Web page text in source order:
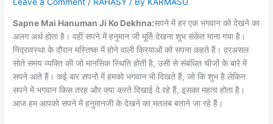
Sapne Mai Hanuman Ji Ko Dekhna:सपने में हर एक भगवान को देखने का
अलग अर्थ होता है। वहीं सपने में हनुमान जी मूर्ति देखना शुभ संकेत माना गया है।
निद्रावस्था के दौरान मस्तिष्क में होने वाली क्रियाओं को सपना कहते हैं। दरअसल
सोते समय व्यक्ति की जो मानसिक स्थिति होती है, उसी से संबंधित चीजों के बारे में
सपने आते हैं। कई बार सपनों में हमको भगवान भी दिखते हैं, जो कि शुभ है लेकिन
सपने में भगवान किस तरह और क्या करते दिखाई दे रहे हैं, इसका महत्व होता है।
आज हम आपको सपने में हनुमानजी के देखने का मतलब बताने जा रहे हैं।